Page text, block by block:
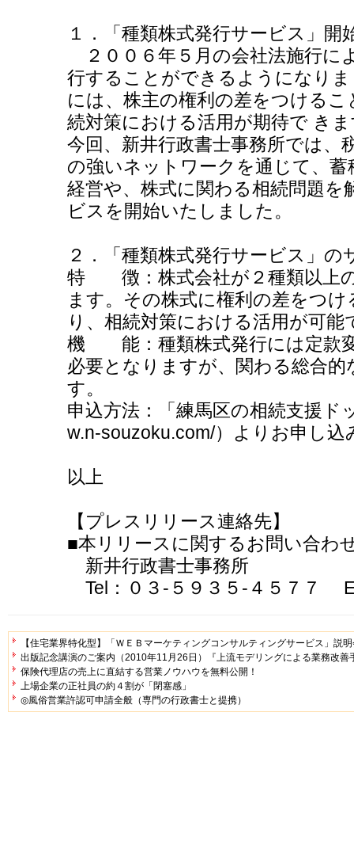
１．「種類株式発行サービス」開
２００６年５月の会社法施行に
行することができるようになり
には、株主の権利の差をつける
続対策における活用が期待で き
今回、新井行政書士事務所では、
の強いネットワークを通じて、
経営や、株式に関わる相続問題を
ビスを開始いたしました。
２．「種類株式発行サービス」の
特 徴：株式会社が２種類以上
ます。その株式に権利の差をつ
り、相続対策における活用が可能
機 能：種類株式発行には定款
必要となりますが、関わる総合
す。
申込方法：「練馬区の相続支援
w.n-souzoku.com/）よりお申し込
以上
【プレスリリース連絡先】
■本リリースに関するお問い合わ
新井行政書士事務所
Tel：０３-５９３５-４５７７
【住宅業界特化型】「ＷＥＢマーケティングコンサルティングサービス」説
出版記念講演のご案内（2010年11月26日）『上流モデリングによる業務改善
保険代理店の売上に直結する営業ノウハウを無料公開！
上場企業の正社員の約４割が「閉塞感」
◎風俗営業許認可申請全般（専門の行政書士と提携）